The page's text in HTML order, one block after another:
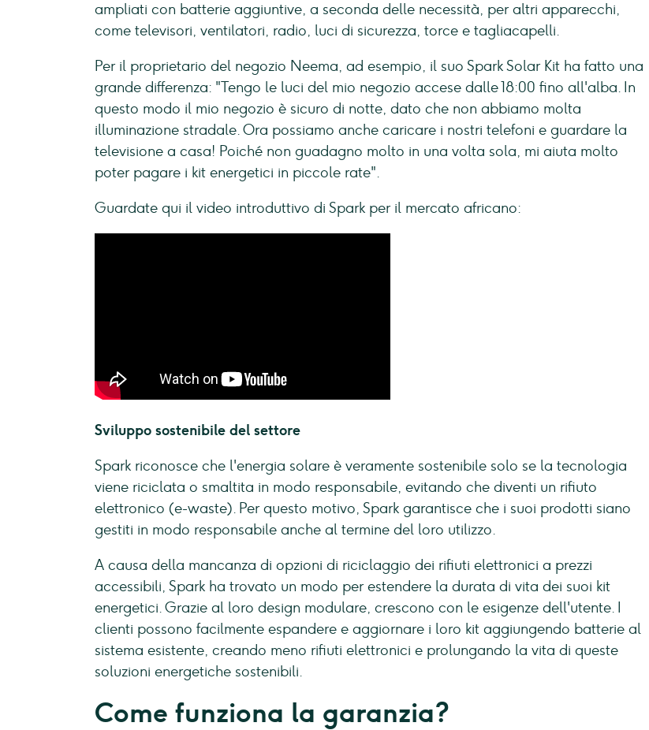
ampliati con batterie aggiuntive, a seconda delle necessità, per altri apparecchi,
come televisori, ventilatori, radio, luci di sicurezza, torce e tagliacapelli.
Per il proprietario del negozio Neema, ad esempio, il suo Spark Solar Kit ha fatto una
grande differenza: "Tengo le luci del mio negozio accese dalle 18:00 fino all'alba. In
questo modo il mio negozio è sicuro di notte, dato che non abbiamo molta
illuminazione stradale. Ora possiamo anche caricare i nostri telefoni e guardare la
televisione a casa! Poiché non guadagno molto in una volta sola, mi aiuta molto
poter pagare i kit energetici in piccole rate".
Guardate qui il video introduttivo di Spark per il mercato africano:
Sviluppo sostenibile del settore
Spark riconosce che l'energia solare è veramente sostenibile solo se la tecnologia
viene riciclata o smaltita in modo responsabile, evitando che diventi un rifiuto
elettronico (e-waste). Per questo motivo, Spark garantisce che i suoi prodotti siano
gestiti in modo responsabile anche al termine del loro utilizzo.
A causa della mancanza di opzioni di riciclaggio dei rifiuti elettronici a prezzi
accessibili, Spark ha trovato un modo per estendere la durata di vita dei suoi kit
energetici. Grazie al loro design modulare, crescono con le esigenze dell'utente. I
clienti possono facilmente espandere e aggiornare i loro kit aggiungendo batterie al
sistema esistente, creando meno rifiuti elettronici e prolungando la vita di queste
soluzioni energetiche sostenibili.
Come funziona la garanzia?